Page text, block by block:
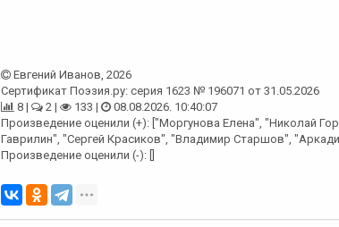
Евгений Иванов, 2026
Сертификат Поэзия.ру: серия 1623 № 196071 от 31.05.2026
8 |
2 | 133 |
08.08.2026. 10:40:07
Произведение оценили (+): ["Моргунова Елена", "Николай
Гаврилин", "Сергей Красиков", "Владимир Старшов",
Произведение оценили (-): []